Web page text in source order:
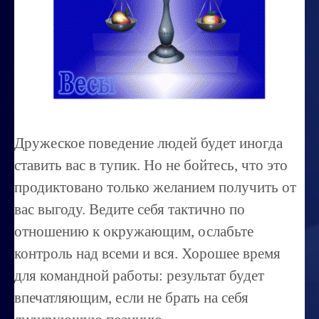
Миссиональность
Королевский гороскоп
Найти идеального партнера
Корректировка характера
Совместимость
Занятия по расшифровке снов
Магия денег
Ищем любовь
Дружеское поведение людей будет иногда
ставить вас в тупик. Но не бойтесь, что это
продиктовано только желанием получить от
вас выгоду. Ведите себя тактично по
отношению к окружающим, ослабьте
контроль над всеми и вся. Хорошее время
для командной работы: результат будет
впечатляющим, если не брать на себя